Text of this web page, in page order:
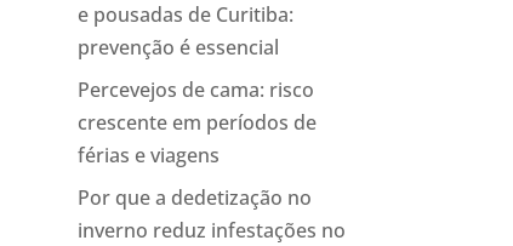
e pousadas de Curitiba:
prevenção é essencial
Percevejos de cama: risco
crescente em períodos de
férias e viagens
Por que a dedetização no
inverno reduz infestações no